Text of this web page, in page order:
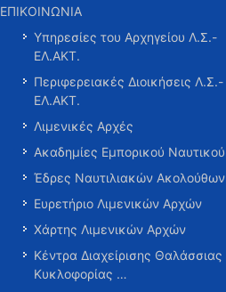
ΕΠΙΚΟΙΝΩΝΙΑ
Υπηρεσίες του Αρχηγείου Λ.Σ.-
ΕΛ.ΑΚΤ.
Περιφερειακές Διοικήσεις Λ.Σ.-
ΕΛ.ΑΚΤ.
Λιμενικές Αρχές
Ακαδημίες Εμπορικού Ναυτικού
Έδρες Ναυτιλιακών Ακολούθων
Ευρετήριο Λιμενικών Αρχών
Χάρτης Λιμενικών Αρχών
Κέντρα Διαχείρισης Θαλάσσιας
Κυκλοφορίας …